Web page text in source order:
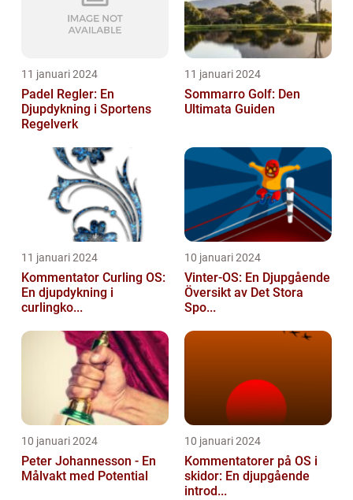
11 januari 2024
Padel Regler: En
Djupdykning i Sportens
Regelverk
11 januari 2024
Sommarro Golf: Den
Ultimata Guiden
11 januari 2024
Kommentator Curling OS:
En djupdykning i
curlingko...
10 januari 2024
Vinter-OS: En Djupgående
Översikt av Det Stora
Spo...
10 januari 2024
Peter Johannesson - En
Målvakt med Potential
10 januari 2024
Kommentatorer på OS i
skidor: En djupgående
introd...